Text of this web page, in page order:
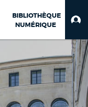
BIBLIOTHÈQUE
NUMÉRIQUE